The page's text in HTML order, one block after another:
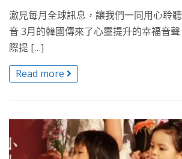
澈見每月全球訊息，讓我們一同用心聆
音 3月的韓國傳來了心靈提升的幸福音
際提 […]
Read more